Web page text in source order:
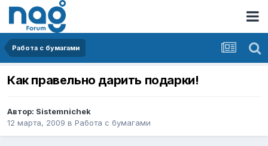
Работа с бумагами
Как правельно дарить подарки!
Автор: Sistemnichek
12 марта, 2009 в Работа с бумагами